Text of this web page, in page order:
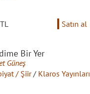
Satın al
Bir Yer
Güneş
/ Şiir/ Klaros Yayınları